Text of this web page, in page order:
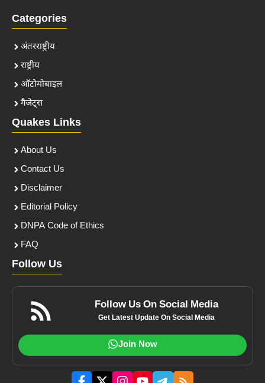
Categories
अंतरराष्ट्रीय
राष्ट्रीय
ऑटोमोबाइल
गैजेट्स
Quakes Links
About Us
Contact Us
Disclaimer
Editorial Policy
DNPA Code of Ethics
FAQ
Follow Us
Follow Us On Social Media
Get Latest Update On Social Media
Join Now